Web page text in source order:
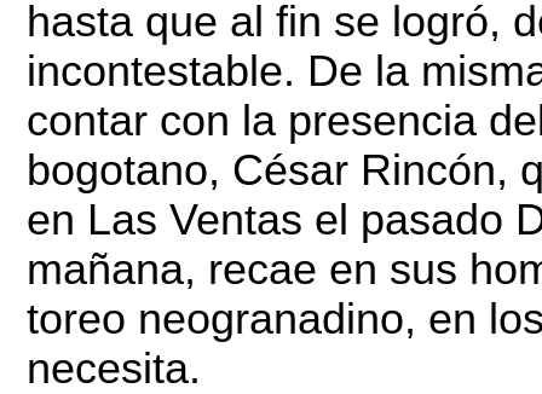
hasta que al fin se logró,
incontestable. De la
contar con la presencia
bogotano, César Rincón,
en Las Ventas el pasado
mañana, recae en sus
toreo neogranadino, en
necesita.